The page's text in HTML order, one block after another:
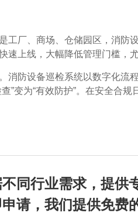
工厂、商场、仓储园区，消防
速上线，大幅降低管理门槛，
消防设备巡检系统以数字化流
”变为“有效防护”。在安全合
同行业需求，提供
请，我们提供免费